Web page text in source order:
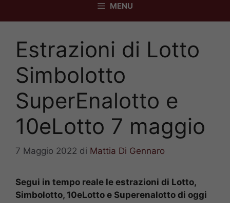
MENU
Estrazioni di Lotto
Simbolotto
SuperEnalotto e
10eLotto 7 maggio
7 Maggio 2022 di Mattia Di Gennaro
Segui in tempo reale le estrazioni di Lotto,
Simbolotto, 10eLotto e Superenalotto di oggi